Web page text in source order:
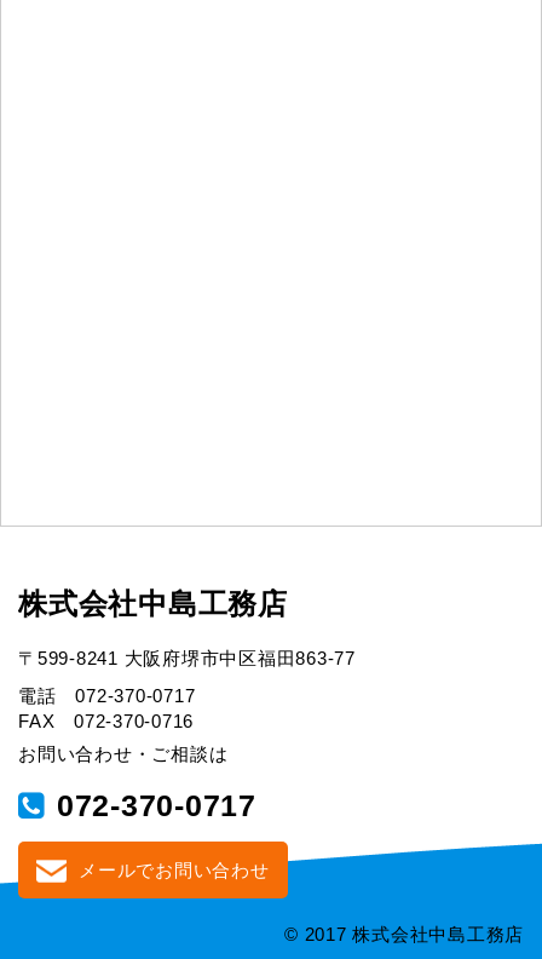
株式会社中島工務店
〒599-8241 大阪府堺市中区福田863-77
電話 072-370-0717
FAX 072-370-0716
お問い合わせ・ご相談は
072-370-0717
メールでお問い合わせ
© 2017 株式会社中島工務店